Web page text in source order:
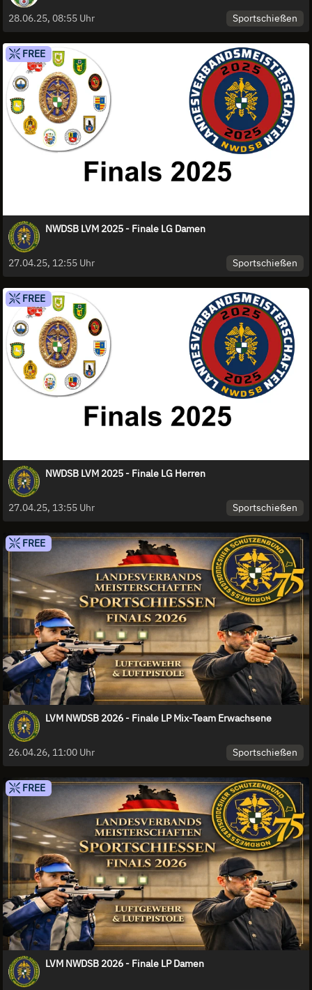
28.06.25, 08:55 Uhr Sportschießen
FREE
NWDSB LVM 2025 - Finale LG Damen
27.04.25, 12:55 Uhr Sportschießen
FREE
NWDSB LVM 2025 - Finale LG Herren
27.04.25, 13:55 Uhr Sportschießen
FREE
LVM NWDSB 2026 - Finale LP Mix-Team Erwachsene
26.04.26, 11:00 Uhr Sportschießen
FREE
LVM NWDSB 2026 - Finale LP Damen